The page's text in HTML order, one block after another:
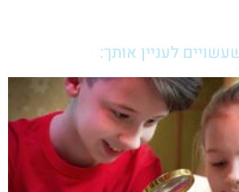
לעניין אותך: